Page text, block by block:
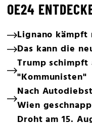
OE24
Lignano
Das kann die
Trump schimpft
"Kommunisten"
Nach
Wien
Droht am 15.